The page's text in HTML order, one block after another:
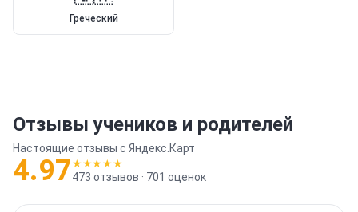
Греческий
Отзывы учеников и родителей
Настоящие отзывы с Яндекс.Карт
4.97★★★★★
473 отзывов · 701 оценок